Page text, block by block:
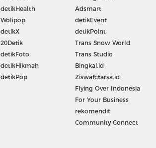
detikHealth
Wolipop
detikX
20Detik
detikFoto
detikHikmah
detikPop
Adsmart
detikEvent
detikPoint
Trans Snow World
Trans Studio
Bingkai.id
Ziswafctarsa.id
Flying Over Indonesia
For Your Business
rekomendit
Community Connect